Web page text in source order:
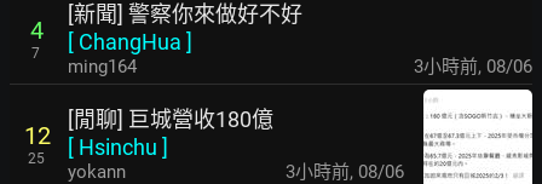
4
7
[新聞] 警察你來做好不好
[ ChangHua ]
ming164 3小時前, 08/06
12
25
[閒聊] 巨城營收180億
[ Hsinchu ]
yokann 3小時前, 08/06